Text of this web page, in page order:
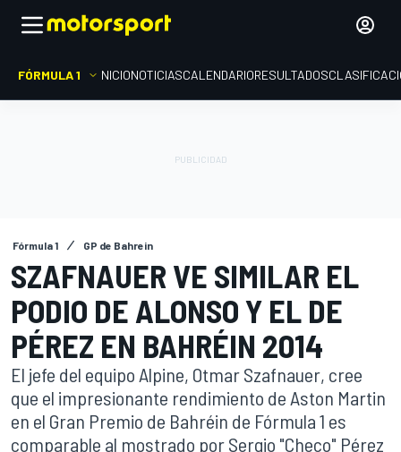
FÓRMULA 1 INICIONOTICIASCALENDARIORESULTADOS
Fórmula 1 GP de Bahrein
SZAFNAUER VE SIMILAR EL
PODIO DE ALONSO Y EL DE
PÉREZ EN BAHRÉIN 2014
El jefe del equipo Alpine, Otmar Szafnauer, cree
que el impresionante rendimiento de Aston Martin
en el Gran Premio de Bahréin de Fórmula 1 es
comparable al mostrado por Sergio "Checo" Pérez